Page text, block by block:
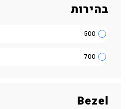
בהירות
500
700
Bezel